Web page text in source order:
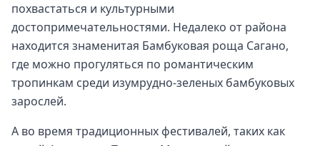
похвастаться и культурными
достопримечательностями. Недалеко от района
находится знаменитая Бамбуковая роща Сагано,
где можно прогуляться по романтическим
тропинкам среди изумрудно-зеленых бамбуковых
зарослей.
А во время традиционных фестивалей, таких как